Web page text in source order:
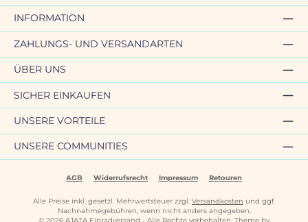
INFORMATION
ZAHLUNGS- UND VERSANDARTEN
ÜBER UNS
SICHER EINKAUFEN
UNSERE VORTEILE
UNSERE COMMUNITIES
AGB Widerrufsrecht Impressum Retouren
Alle Preise inkl. gesetzl. Mehrwertsteuer zzgl. Versandkosten und ggf.
Nachnahmegebühren, wenn nicht anders angegeben.
© 2026 AJATA Einradversand - Alle Rechte vorbehalten. Theme by